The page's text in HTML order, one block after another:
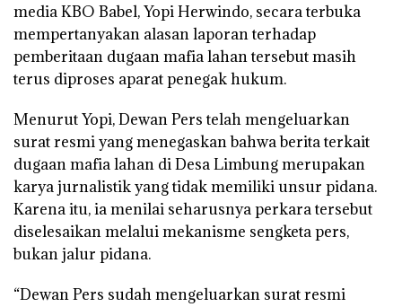
media KBO Babel, Yopi Herwindo, secara terbuka
mempertanyakan alasan laporan terhadap
pemberitaan dugaan mafia lahan tersebut masih
terus diproses aparat penegak hukum.
Menurut Yopi, Dewan Pers telah mengeluarkan
surat resmi yang menegaskan bahwa berita terkait
dugaan mafia lahan di Desa Limbung merupakan
karya jurnalistik yang tidak memiliki unsur pidana.
Karena itu, ia menilai seharusnya perkara tersebut
diselesaikan melalui mekanisme sengketa pers,
bukan jalur pidana.
“Dewan Pers sudah mengeluarkan surat resmi